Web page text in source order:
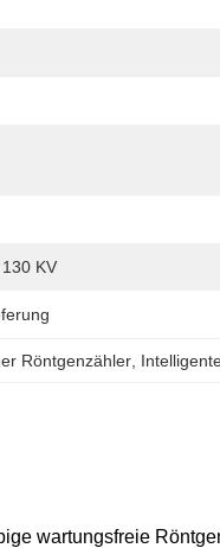
KV
Röntgenzähler
wartungsfreie